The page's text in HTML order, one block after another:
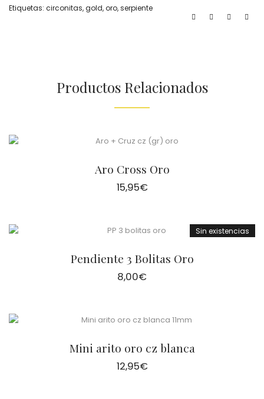
Etiquetas: circonitas,gold,oro,serpiente
Productos Relacionados
Aro Cross Oro
15,95€
Sin existencias
Pendiente 3 Bolitas Oro
8,00€
Mini arito oro cz blanca
12,95€